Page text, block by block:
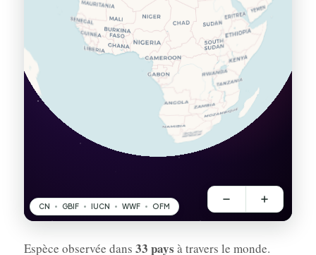
Espèce observée dans 33 pays à travers le monde.